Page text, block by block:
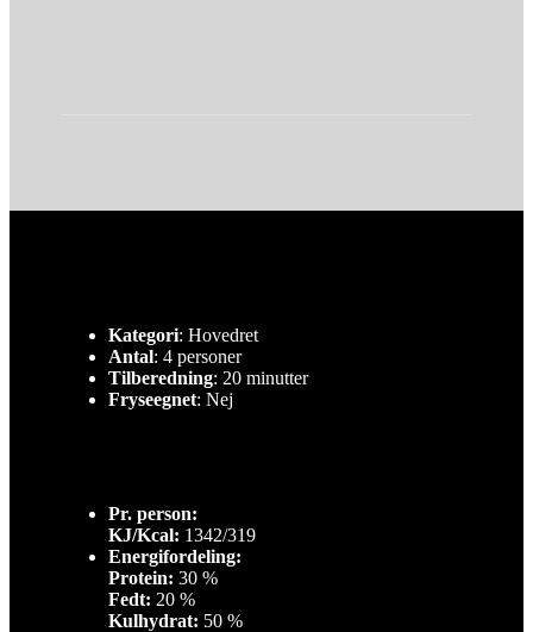
Kategori: Hovedret
Antal: 4 personer
Tilberedning: 20 minutter
Fryseegnet: Nej
Pr. person:
KJ/Kcal: 1342/319
Energifordeling:
Protein: 30 %
Fedt: 20 %
Kulhydrat: 50 %